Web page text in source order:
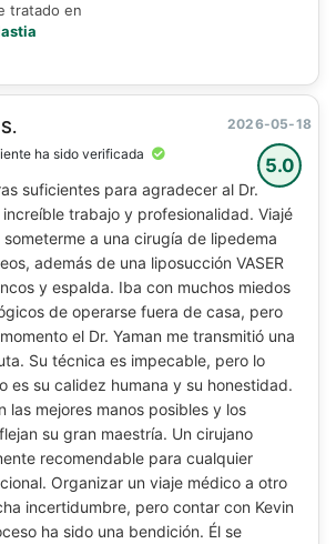
tratado en
5.0
ha sido verificada
2026-05-18
suficientes para agradecer al Dr.
increíble trabajo y profesionalidad. Viajé
a una cirugía de lipedema
además de una liposucción VASER
y espalda. Iba con muchos miedos
de operarse fuera de casa, pero
el Dr. Yaman me transmitió una
Su técnica es impecable, pero lo
es su calidez humana y su honestidad.
las mejores manos posibles y los
su gran maestría. Un cirujano
recomendable para cualquier
Organizar un viaje médico a otro
incertidumbre, pero contar con Kevin
ha sido una bendición. Él se